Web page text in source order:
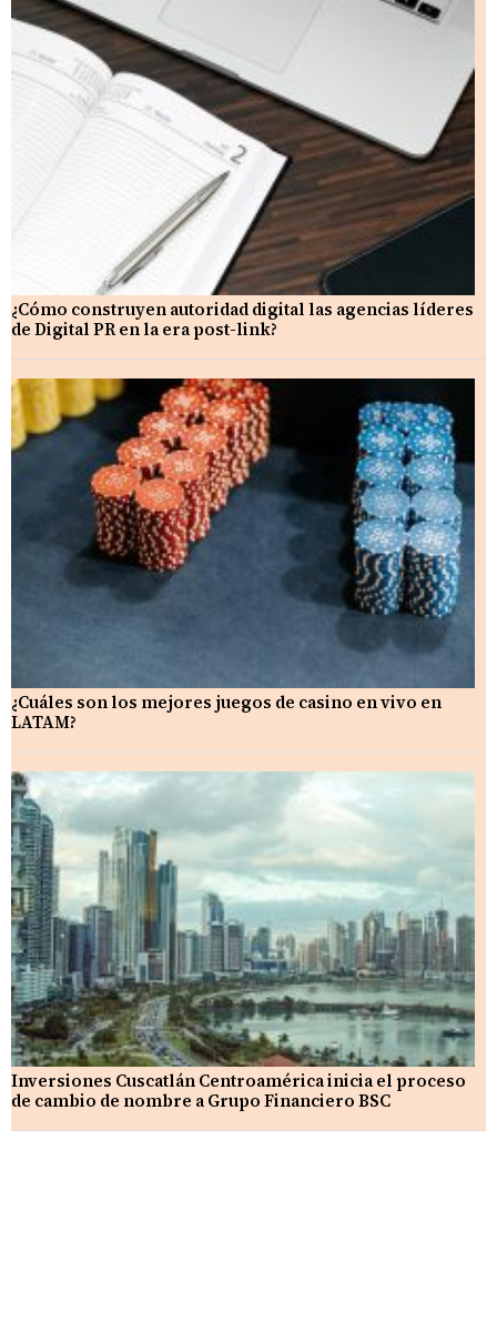
¿Cómo construyen autoridad digital las agencias líderes
de Digital PR en la era post-link?
¿Cuáles son los mejores juegos de casino en vivo en
LATAM?
Inversiones Cuscatlán Centroamérica inicia el proceso
de cambio de nombre a Grupo Financiero BSC